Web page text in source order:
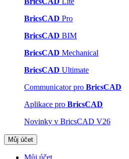
BricsCAD Pro
BricsCAD BIM
BricsCAD Mechanical
BricsCAD Ultimate
Communicator pro BricsCAD
Aplikace pro BricsCAD
Novinky v BricsCAD V26
Můj účet
Můj účet